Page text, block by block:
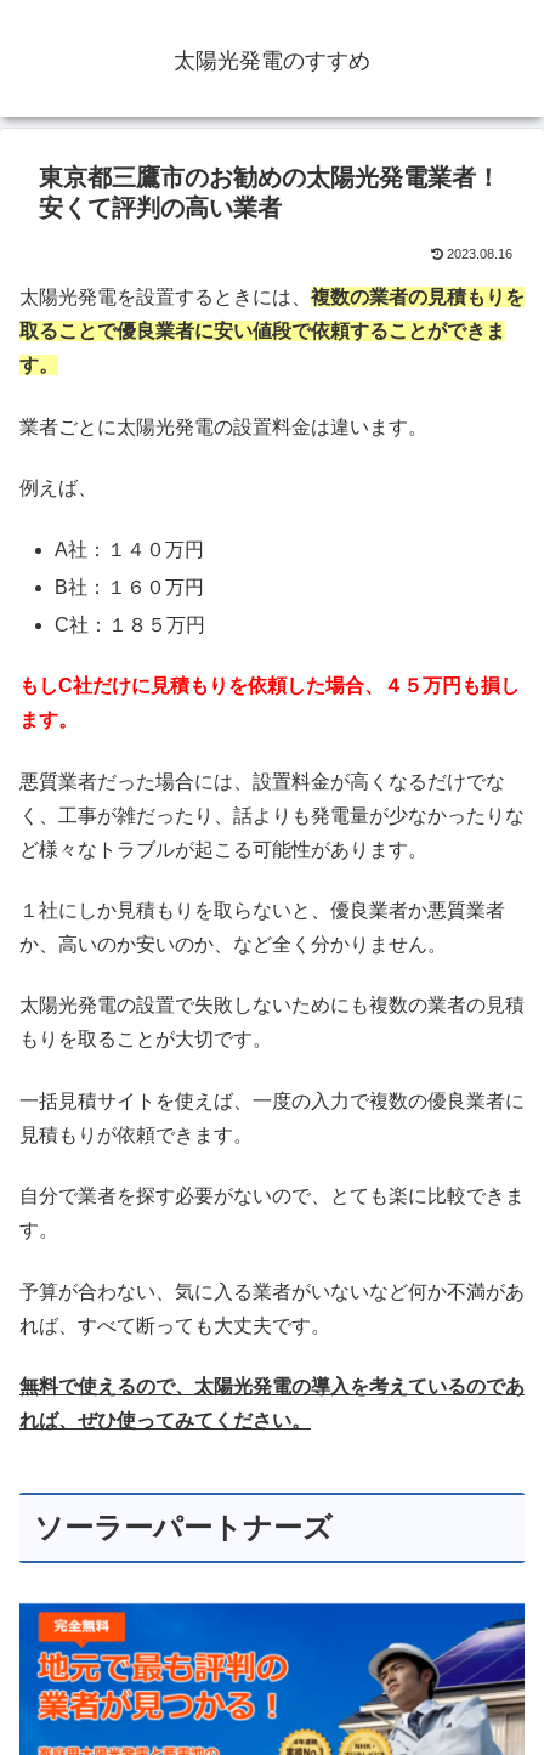
太陽光発電のすすめ
東京都三鷹市のお勧めの太陽光発電業者！
安くて評判の高い業者
2023.08.16
太陽光発電を設置するときには、 複数の業者の見積もりを
取ることで優良業者に安い値段で依頼することができま
す。
業者ごとに太陽光発電の設置料金は違います。
例えば、
A社：１４０万円
B社：１６０万円
C社：１８５万円
もしC社だけに見積もりを依頼した場合、４５万円も損し
ます。
悪質業者だった場合には、設置料金が高くなるだけでな
く、工事が雑だったり、話よりも発電量が少なかったりな
ど様々なトラブルが起こる可能性があります。
１社にしか見積もりを取らないと、優良業者か悪質業者
か、高いのか安いのか、など全く分かりません。
太陽光発電の設置で失敗しないためにも複数の業者の見積
もりを取ることが大切です。
一括見積サイトを使えば、一度の入力で複数の優良業者に
見積もりが依頼できます。
自分で業者を探す必要がないので、とても楽に比較できま
す。
予算が合わない、気に入る業者がいないなど何か不満があ
れば、すべて断っても大丈夫です。
無料で使えるので、太陽光発電の導入を考えているのであ
れば、ぜひ使ってみてください。
ソーラーパートナーズ